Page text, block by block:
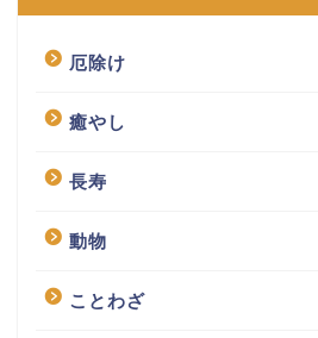
厄除け
癒やし
長寿
動物
ことわざ